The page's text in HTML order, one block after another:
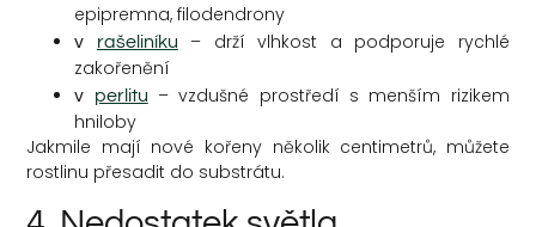
epipremna, filodendrony
v
rašeliníku
– drží vlhkost a podporuje rychlé
zakořenění
v
perlitu
– vzdušné prostředí s menším rizikem
hniloby
Jakmile mají nové kořeny několik centimetrů, můžete
rostlinu přesadit do substrátu.